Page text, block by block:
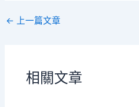
← 上一篇文章
相關文章